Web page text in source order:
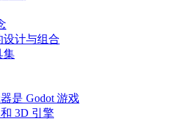
设计与组合
集
是 Godot 游戏
3D 引擎